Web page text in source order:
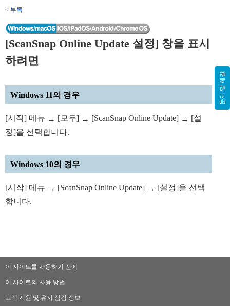
부록
[ScanSnap Online Update 설정] 창을 표시
하려면
Windows 11의 경우
[시작] 메뉴 → [모두] → [ScanSnap Online Update] → [설
정]을 선택합니다.
Windows 10의 경우
[시작] 메뉴 → [ScanSnap Online Update] → [설정]을 선택
합니다.
이 사이트를 사용하기 전에
이 사이트의 사용 방법
고객 지원 및 유지 점검 정보
문제 및 해결